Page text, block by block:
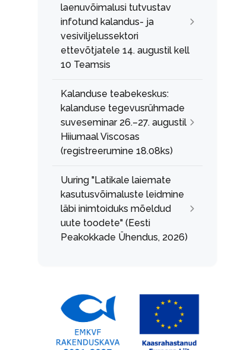
laenuvõimalusi tutvustav
infotund kalandus- ja
vesiviljelussektori
ettevõtjatele 14. augustil kell
10 Teamsis
Kalanduse teabekeskus:
kalanduse tegevusrühmade
suveseminar 26.–27. augustil
Hiiumaal Viscosas
(registreerumine 18.08ks)
Uuring "Latikale laiemate
kasutusvõimaluste leidmine
läbi inimtoiduks mõeldud
uute toodete" (Eesti
Peakokkade Ühendus, 2026)